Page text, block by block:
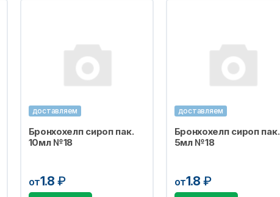
доставляем
Бронхохелп сироп пак.
10мл №18
от1.8 ₽
доставляем
Бронхохелп сироп пак.
5мл №18
от1.8 ₽